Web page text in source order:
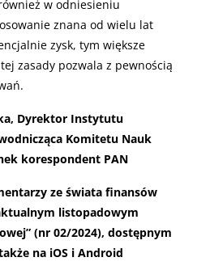
w odniesieniu
znana od wielu lat
zysk, tym większe
zasady pozwala z pewnością
Dyrektor Instytutu
Komitetu Nauk
korespondent PAN
ze świata finansów
listopadowym
(nr 02/2024), dostępnym
na iOS i Android